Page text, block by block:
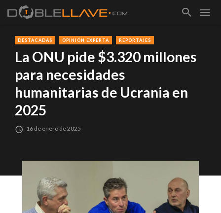
DESTACADAS OPINIÓN EXPERTA REPORTAJES
La ONU pide $3.320 millones
para necesidades
humanitarias de Ucrania en
2025
16 de enero de 2025